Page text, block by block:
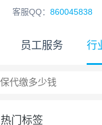
客服QQ： 860045838
员工服务 行
热门标签